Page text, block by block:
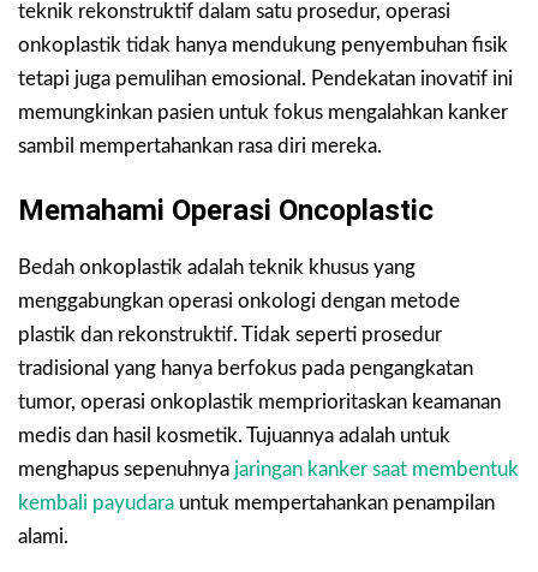
teknik rekonstruktif dalam satu prosedur, operasi
onkoplastik tidak hanya mendukung penyembuhan fisik
tetapi juga pemulihan emosional. Pendekatan inovatif ini
memungkinkan pasien untuk fokus mengalahkan kanker
sambil mempertahankan rasa diri mereka.
Memahami Operasi Oncoplastic
Bedah onkoplastik adalah teknik khusus yang
menggabungkan operasi onkologi dengan metode
plastik dan rekonstruktif. Tidak seperti prosedur
tradisional yang hanya berfokus pada pengangkatan
tumor, operasi onkoplastik memprioritaskan keamanan
medis dan hasil kosmetik. Tujuannya adalah untuk
menghapus sepenuhnya jaringan kanker saat membentuk
kembali payudara untuk mempertahankan penampilan
alami.